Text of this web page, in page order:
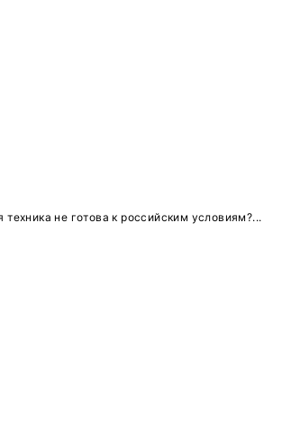
техника не готова к российским условиям?...